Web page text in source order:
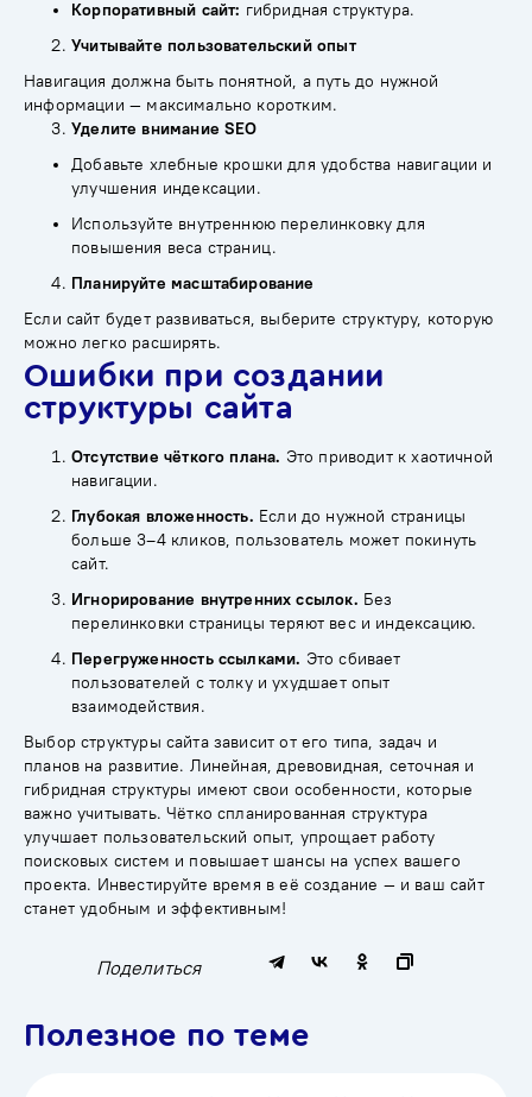
Корпоративный сайт: гибридная структура.
Учитывайте пользовательский опыт
Навигация должна быть понятной, а путь до нужной
информации — максимально коротким.
Уделите внимание SEO
Добавьте хлебные крошки для удобства навигации и
улучшения индексации.
Используйте внутреннюю перелинковку для
повышения веса страниц.
Планируйте масштабирование
Если сайт будет развиваться, выберите структуру, которую
можно легко расширять.
Ошибки при создании
структуры сайта
Отсутствие чёткого плана. Это приводит к хаотичной
навигации.
Глубокая вложенность. Если до нужной страницы
больше 3–4 кликов, пользователь может покинуть
сайт.
Игнорирование внутренних ссылок. Без
перелинковки страницы теряют вес и индексацию.
Перегруженность ссылками. Это сбивает
пользователей с толку и ухудшает опыт
взаимодействия.
Выбор структуры сайта зависит от его типа, задач и
планов на развитие. Линейная, древовидная, сеточная и
гибридная структуры имеют свои особенности, которые
важно учитывать. Чётко спланированная структура
улучшает пользовательский опыт, упрощает работу
поисковых систем и повышает шансы на успех вашего
проекта. Инвестируйте время в её создание — и ваш сайт
станет удобным и эффективным!
Поделиться
Полезное по теме